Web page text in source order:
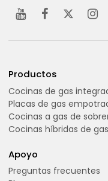
Productos
Cocinas de gas
Placas de gas
Cocinas a gas de
Cocinas híbridas de
Apoyo
Preguntas frecuentes